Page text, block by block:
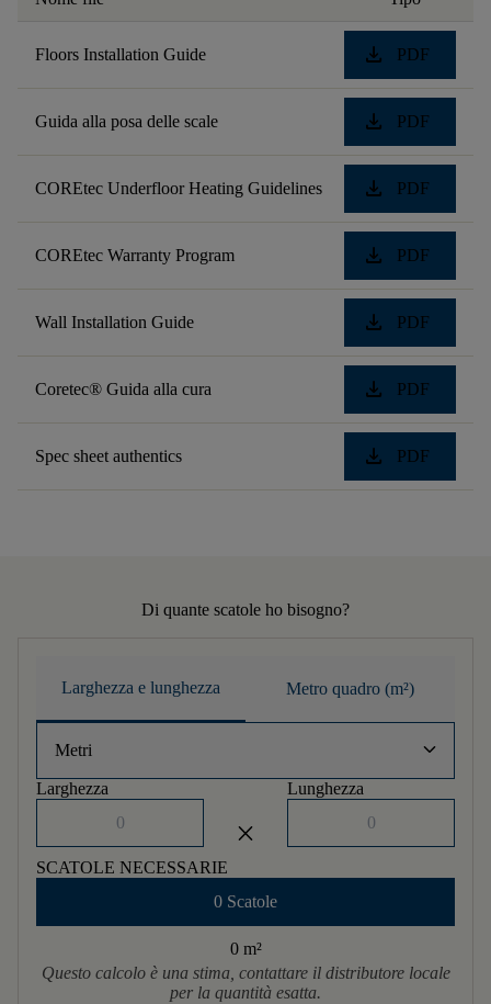
Floors Installation Guide download PDF
Guida alla posa delle scale download PDF
COREtec Underfloor Heating Guidelines download PDF
COREtec Warranty Program download PDF
Wall Installation Guide download PDF
Coretec® Guida alla cura download PDF
Spec sheet authentics download PDF
Di quante scatole ho bisogno?
Larghezza e lunghezza Metro quadro (m²)
Metri keyboard_arrow_down
Larghezza
close
Lunghezza
SCATOLE NECESSARIE
0 Scatole
0 m²
Questo calcolo è una stima, contattare il distributore locale
per la quantità esatta.